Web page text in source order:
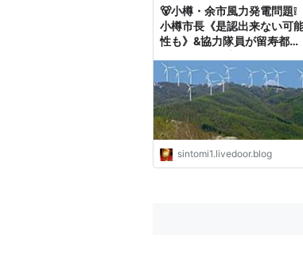
🐻小樽・余市風力発電問題❕
小樽市長《是認出来ない可
性も》&協力隊員が留寿都村
団体が高齢者宅に弁当の宅
❕ : 後志が１番❗❗❗
sintomi1.livedoor.blog